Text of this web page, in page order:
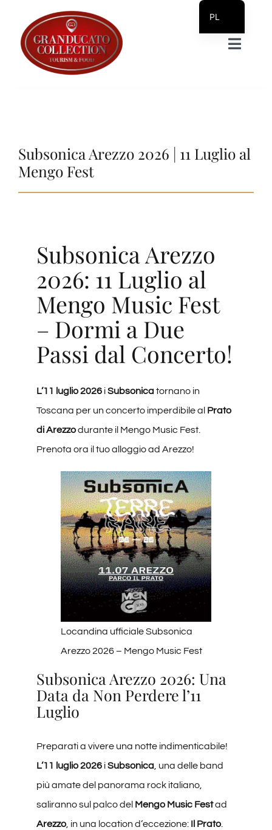
content
Toggle
Prodotti Servizi
Informacja
Degustacje
Degustacja wina
Łączność
Amazon
Subsonica Arezzo 2026 | 11 Luglio al
Mengo Fest
Subsonica Arezzo
2026: 11 Luglio al
Mengo Music Fest
– Dormi a Due
Passi dal Concerto!
L’11 luglio 2026iSubsonicatornano in
Toscana per un concerto imperdibile al Prato
di Arezzodurante il Mengo Music Fest.
Prenota ora il tuo alloggio ad Arezzo!
Locandina ufficiale Subsonica
Arezzo 2026 – Mengo Music Fest
Subsonica Arezzo 2026: Una
Data da Non Perdere l’11
Luglio
Preparati a vivere una notte indimenticabile!
L’11 luglio 2026iSubsonica, una delle band
più amate del panorama rock italiano,
saliranno sul palco del Mengo Music Festad
Arezzo, in una location d’eccezione: Il Prato.
PL
IT_IT